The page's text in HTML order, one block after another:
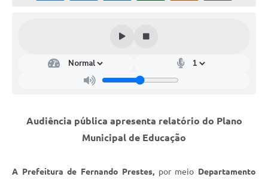
Audiência pública apresenta relatório do Plano
Municipal de Educação
A Prefeitura de Fernando Prestes, por meio Departamento